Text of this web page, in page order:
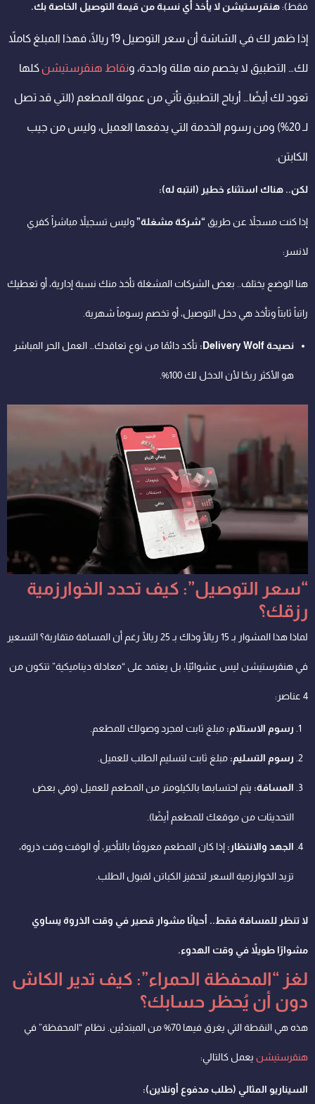
فقط):هنقرستيشن لا يأخذ أي نسبة من قيمة التوصيل الخاصة بك.
إذا ظهر لك في الشاشة أن سعر التوصيل 19 ريالًا، فهذا المبلغ كاملاً
لك… التطبيق لا يخصم منه هللة واحدة، ونقاط هنقرستيشن كلها
تعود لك أيضًا… أرباح التطبيق تأتي من عمولة المطعم (التي قد تصل
لـ 20%) ومن رسوم الخدمة التي يدفعها العميل، وليس من جيب
الكابتن.
لكن.. هناك استثناء خطير (انتبه له):
إذا كنت مسجلاً عن طريق “شركة مشغلة”وليس تسجيلاً مباشراً كفري
لانسر:
هنا الوضع يختلف.. بعض الشركات المشغلة تأخذ منك نسبة إدارية، أو تعطيك
راتباً ثابتاً وتأخذ هي دخل التوصيل، أو تخصم رسوماً شهرية.
نصيحة Delivery Wolf: تأكد دائمًا من نوع تعاقدك… العمل الحر المباشر
هو الأكثر ربحًا لأن الدخل لك 100%.
“سعر التوصيل”: كيف تحدد الخوارزمية
رزقك؟
لماذا هذا المشوار بـ 15 ريالًا وذاك بـ 25 ريالًا رغم أن المسافة متقاربة؟ التسعير
في هنقرستيشن ليس عشوائيًا، بل يعتمد على “معادلة ديناميكية” تتكون من
4 عناصر:
رسوم الاستلام: مبلغ ثابت لمجرد وصولك للمطعم.
رسوم التسليم: مبلغ ثابت لتسليم الطلب للعميل.
المسافة: يتم احتسابها بالكيلومتر من المطعم للعميل (وفي بعض
التحديثات من موقعك للمطعم أيضًا).
الجهد والانتظار: إذا كان المطعم معروفًا بالتأخير، أو الوقت وقت ذروة،
تزيد الخوارزمية السعر لتحفيز الكباتن لقبول الطلب.
لا تنظر للمسافة فقط.. أحيانًا مشوار قصير في وقت الذروة يساوي
مشوارًا طويلاً في وقت الهدوء.
لغز “المحفظة الحمراء”: كيف تدير الكاش
دون أن يُحظر حسابك؟
هذه هي النقطة التي يغرق فيها 70% من المبتدئين. نظام “المحفظة” في
هنقرستيشن يعمل كالتالي:
السيناريو المثالي (طلب مدفوع أونلاين):